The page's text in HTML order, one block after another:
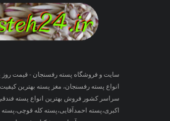
سایت و فروشگاه پسته رفسنجان - قیمت
انواع پسته رفسنجان، مغز پسته بهترین
سراسر کشور فروش بهترین انواع پسته
اکبری،پسته احمدآقایی،پسته کله قوچی،پسته